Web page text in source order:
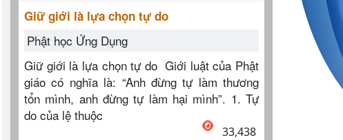
Giữ giới là lựa chọn tự do
Phật học Ứng Dụng
Giữ giới là lựa chọn tự do Giới luật của Phật
giáo có nghĩa là: “Anh đừng tự làm thương
tổn mình, anh đừng tự làm hại mình”. 1. Tự
do của lệ thuộc
33,438